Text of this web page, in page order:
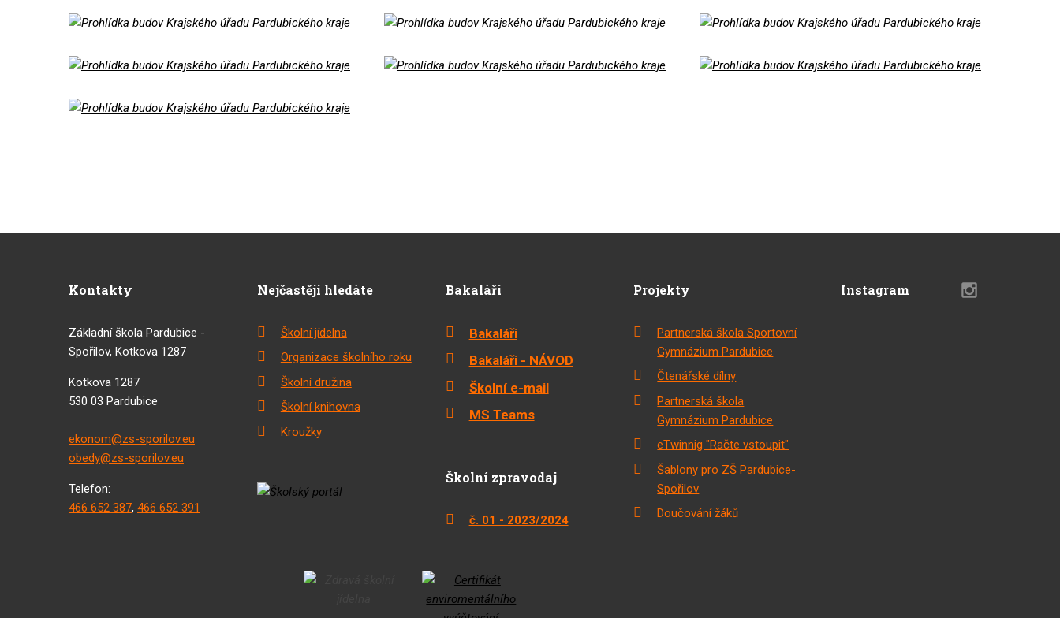
Kontakty
Základní škola Pardubice -
Spořilov, Kotkova 1287
Kotkova 1287
530 03 Pardubice
ekonom@zs-sporilov.eu
obedy@zs-sporilov.eu
Telefon:
466 652 387, 466 652 391
Nejčastěji hledáte
Školní jídelna
Organizace školního roku
Školní družina
Školní knihovna
Kroužky
Bakaláři
Bakaláři
Bakaláři - NÁVOD
Školní e-mail
MS Teams
Školní zpravodaj
č. 01 - 2023/2024
Projekty
Partnerská škola Sportovní
Gymnázium Pardubice
Čtenářské dílny
Partnerská škola
Gymnázium Pardubice
eTwinnig "Račte vstoupit"
Šablony pro ZŠ Pardubice-
Spořilov
Doučování žáků
Instagram